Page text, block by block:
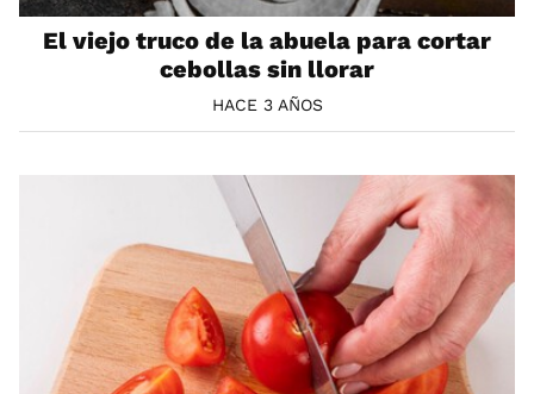
El viejo truco de la abuela para cortar
cebollas sin llorar
HACE 3 AÑOS